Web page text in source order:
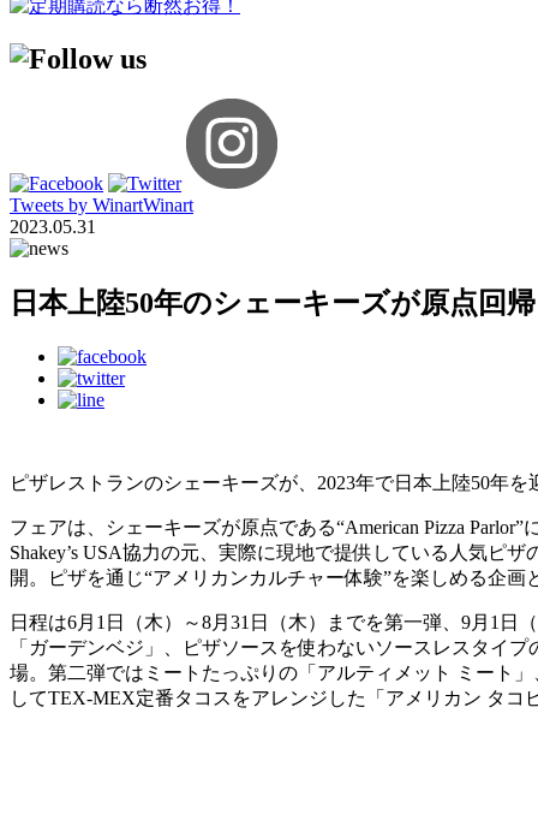
Tweets by WinartWinart
2023.05.31
日本上陸50年のシェーキーズが原点回
ピザレストランのシェーキーズが、2023年で日本上陸50年
フェアは、シェーキーズが原点である“American Pizza
Shakey’s USA協力の元、実際に現地で提供している人気ピ
開。ピザを通じ“アメリカンカルチャー体験”を楽しめる企画
日程は6月1日（木）～8月31日（木）までを第一弾、9月1
「ガーデンベジ」、ピザソースを使わないソースレスタイ
場。第二弾ではミートたっぷりの「アルティメット ミート
してTEX-MEX定番タコスをアレンジした「アメリカン タコ